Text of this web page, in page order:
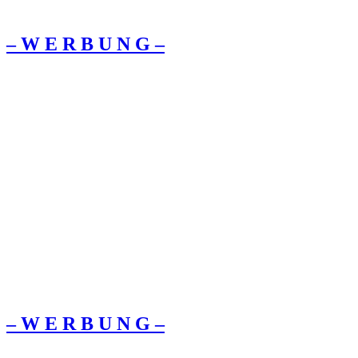
– W Ε R Β U Ν G –
– W Ε R Β U Ν G –